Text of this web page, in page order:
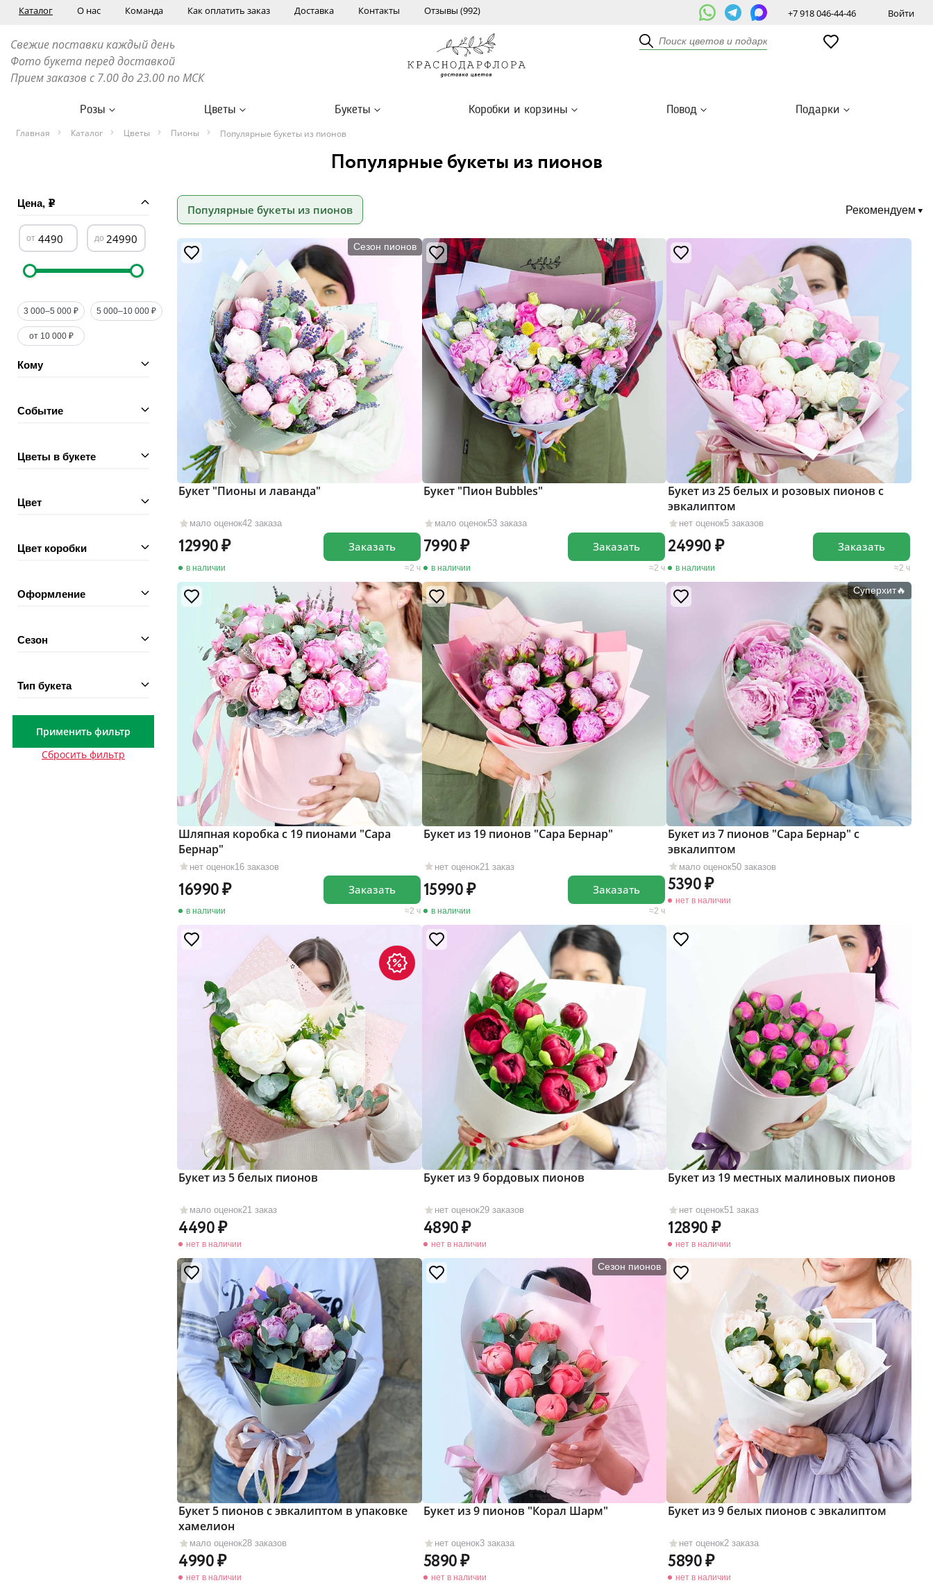
Каталог О нас Команда Как оплатить заказ Доставка Контакты Отзывы (992) +7 918 046-44-46 Войти
Свежие поставки каждый день
Фото букета перед доставкой
Прием заказов с 7.00 до 23.00 по МСК
Розы Цветы Букеты Коробки и корзины Повод Подарки
Главная Каталог Цветы Пионы Популярные букеты из пионов
Популярные букеты из пионов
Цена,
3 000–5 000 ₽ 5 000–10 000 ₽
от 10 000 ₽
Кому
Событие
Цветы в букете
Цвет
Цвет коробки
Оформление
Сезон
Тип букета
Применить фильтр
Сбросить фильтр
Популярные букеты из пионов Рекомендуем
Сезон пионов
мало оценок42 заказа
Букет "Пионы и лаванда"
12990
в наличии 2 ч
Заказать
мало оценок53 заказа
Букет "Пион Bubbles"
7990
в наличии 2 ч
Заказать
нет оценок5 заказов
Букет из 25 белых и розовых пионов с
эвкалиптом
24990
в наличии 2 ч
Заказать
нет оценок16 заказов
Шляпная коробка с 19 пионами "Сара
Бернар"
16990
в наличии 2 ч
Заказать
нет оценок21 заказ
Букет из 19 пионов "Сара Бернар"
15990
в наличии 2 ч
Заказать
Суперхит🔥
мало оценок50 заказов
Букет из 7 пионов "Сара Бернар" с
эвкалиптом
5390
нет в наличии
мало оценок21 заказ
Букет из 5 белых пионов
4490
нет в наличии
нет оценок29 заказов
Букет из 9 бордовых пионов
4890
нет в наличии
нет оценок51 заказ
Букет из 19 местных малиновых пионов
12890
нет в наличии
мало оценок28 заказов
Букет 5 пионов с эвкалиптом в упаковке
хамелион
4990
нет в наличии
Сезон пионов
нет оценок3 заказа
Букет из 9 пионов "Корал Шарм"
5890
нет в наличии
нет оценок2 заказа
Букет из 9 белых пионов с эвкалиптом
5890
нет в наличии